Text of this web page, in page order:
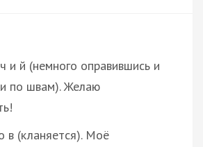
и й (немного оправившись и
по швам). Желаю
в (кланяется). Моё